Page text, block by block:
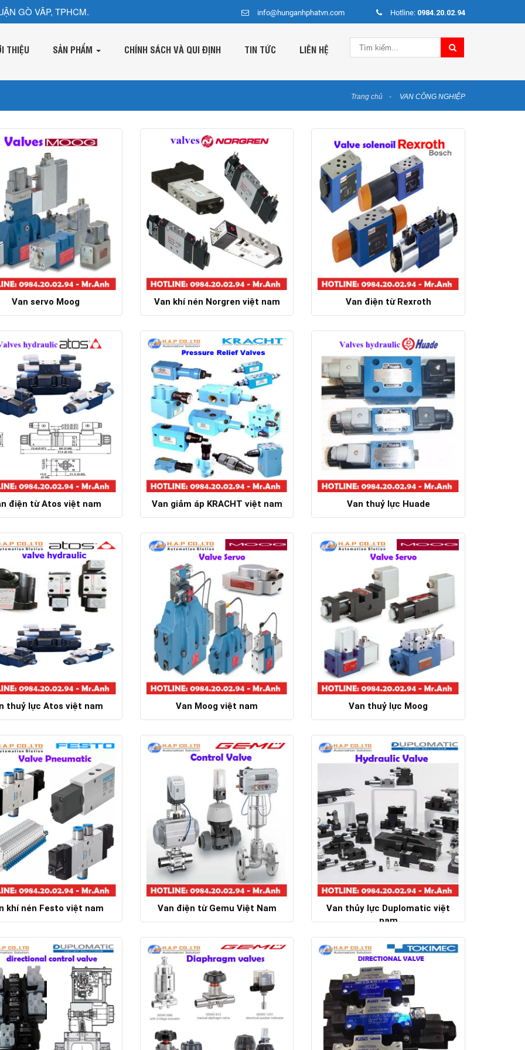
GÒ VÂP, TPHCM. info@hunganhphatvn.com Hotline: 0984.20.02.94
THIỆU SẢN PHẨM CHÍNH SÁCH VÀ QUI ĐỊNH TIN TỨC LIÊN HỆ
Trang chủ VAN CÔNG NGHIỆP
Van servo Moog Van khí nén Norgren việt nam
Chi tiết
Van điện từ Rexroth
điện từ Atos việt nam
Chi tiết
Van giảm áp KRACHT việt nam
Chi tiết
Van thuỷ lực Huade
Chi tiết
thuỷ lực Atos việt nam
Chi tiết
Van Moog việt nam
Chi tiết
Van thuỷ lực Moog
Chi tiết
khí nén Festo việt nam
Chi tiết
Van điện từ Gemu Việt Nam
Chi tiết
Van thủy lực Duplomatic việt
nam
Chi tiết